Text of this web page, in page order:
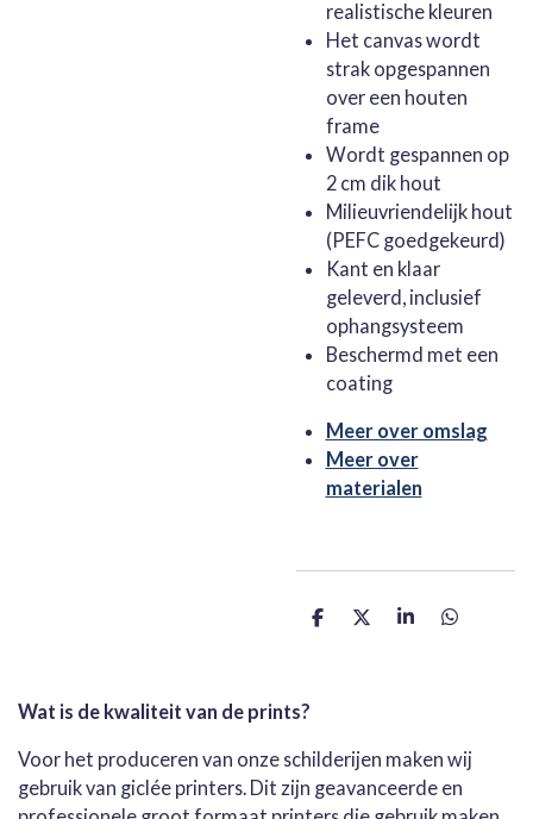
realistische kleuren
Het canvas wordt
strak opgespannen
over een houten
frame
Wordt gespannen op
2 cm dik hout
Milieuvriendelijk hout
(PEFC goedgekeurd)
Kant en klaar
geleverd, inclusief
ophangsysteem
Beschermd met een
coating
Meer over omslag
Meer over
materialen
D
D
S
D
Wat is de kwaliteit van de prints?
Voor het produceren van onze schilderijen maken wij
gebruik van giclée printers. Dit zijn geavanceerde en